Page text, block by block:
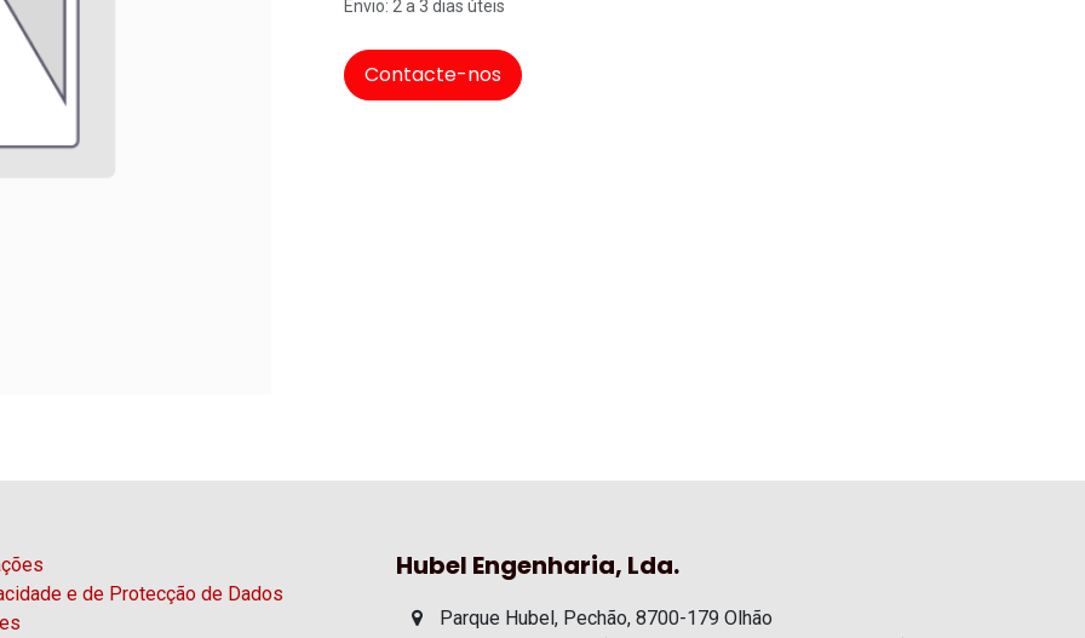
Envio: 2 a 3 dias úteis
Contacte-nos
Hubel Engenharia, Lda.
Parque Hubel, Pechão, 8700-179 Olhão
e de Protecção de Dados